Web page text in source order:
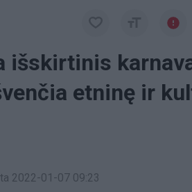
išskirtinis
etninę ir
2022-01-07 09:23